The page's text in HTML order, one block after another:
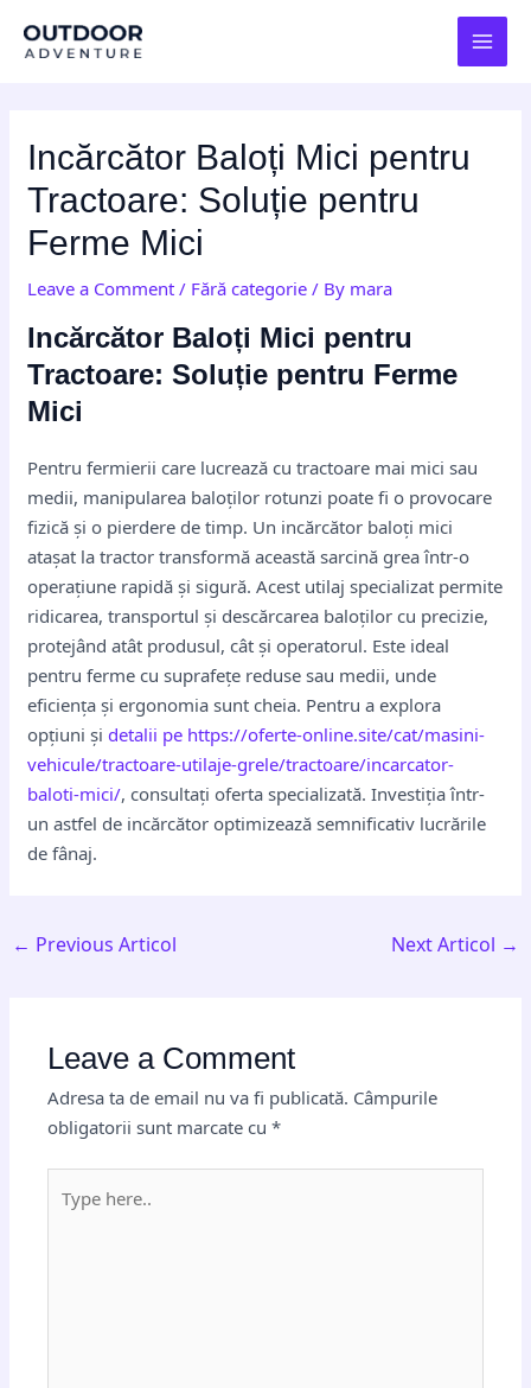
Incărcător Baloți Mici pentru
Tractoare: Soluție pentru
Ferme Mici
Leave a Comment / Fără categorie / By mara
Incărcător Baloți Mici pentru
Tractoare: Soluție pentru Ferme
Mici
Pentru fermierii care lucrează cu tractoare mai mici sau
medii, manipularea baloților rotunzi poate fi o provocare
fizică și o pierdere de timp. Un incărcător baloți mici
atașat la tractor transformă această sarcină grea într-o
operațiune rapidă și sigură. Acest utilaj specializat permite
ridicarea, transportul și descărcarea baloților cu precizie,
protejând atât produsul, cât și operatorul. Este ideal
pentru ferme cu suprafețe reduse sau medii, unde
eficiența și ergonomia sunt cheia. Pentru a explora
opțiuni șidetalii pe https://oferte-online.site/cat/masini-
vehicule/tractoare-utilaje-grele/tractoare/incarcator-
baloti-mici/, consultați oferta specializată. Investiția într-
un astfel de incărcător optimizează semnificativ lucrările
de fânaj.
navigation
← Previous Articol Next Articol →
Leave a Comment
Adresa ta de email nu va fi publicată. Câmpurile
obligatorii sunt marcate cu*
here..